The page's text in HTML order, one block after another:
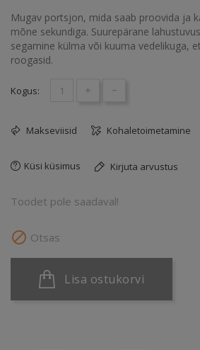
Mugav portsjon, mida saab proovida ja
mõne sekundiga. Suurepärane
segamine külma või kuuma vedelikuga,
roogasid.
Kogus: + -
Makseviisid Kohaletoimetamine
Küsi küsimus Kirjuta arvustus
Toodet pole saadaval!
 Otsas
Lisa ostukorvi